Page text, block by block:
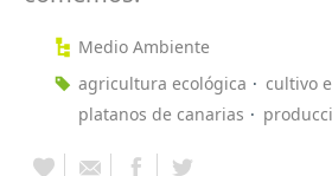
Medio Ambiente
agricultura ecológica
cultivo
platanos de canarias